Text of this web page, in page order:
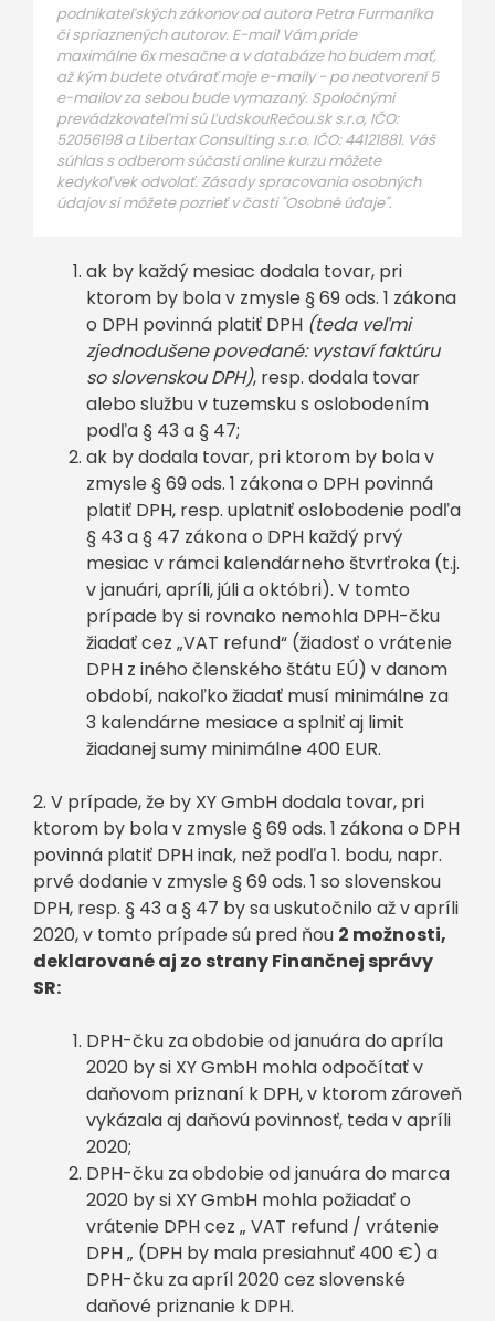
podnikateľských zákonov od autora Petra Furmaníka
či spriaznených autorov. E-mail Vám príde
maximálne 6x mesačne a v databáze ho budem mať,
až kým budete otvárať moje e-maily - po neotvorení 5
e-mailov za sebou bude vymazaný. Spoločnými
prevádzkovateľmi sú ĽudskouRečou.sk s.r.o, IČO:
52056198 a Libertax Consulting s.r.o. IČO: 44121881. Váš
súhlas s odberom súčastí online kurzu môžete
kedykoľvek odvolať. Zásady spracovania osobných
údajov si môžete pozrieť v časti "Osobné údaje".
ak by každý mesiac dodala tovar, pri
ktorom by bola v zmysle § 69 ods. 1 zákona
o DPH povinná platiť DPH (teda veľmi
zjednodušene povedané: vystaví faktúru
so slovenskou DPH), resp. dodala tovar
alebo službu v tuzemsku s oslobodením
podľa § 43 a § 47;
ak by dodala tovar, pri ktorom by bola v
zmysle § 69 ods. 1 zákona o DPH povinná
platiť DPH, resp. uplatniť oslobodenie podľa
§ 43 a § 47 zákona o DPH každý prvý
mesiac v rámci kalendárneho štvrťroka (t.j.
v januári, apríli, júli a októbri). V tomto
prípade by si rovnako nemohla DPH-čku
žiadať cez „VAT refund“ (žiadosť o vrátenie
DPH z iného členského štátu EÚ) v danom
období, nakoľko žiadať musí minimálne za
3 kalendárne mesiace a splniť aj limit
žiadanej sumy minimálne 400 EUR.
2. V prípade, že by XY GmbH dodala tovar, pri
ktorom by bola v zmysle § 69 ods. 1 zákona o DPH
povinná platiť DPH inak, než podľa 1. bodu, napr.
prvé dodanie v zmysle § 69 ods. 1 so slovenskou
DPH, resp. § 43 a § 47 by sa uskutočnilo až v apríli
2020, v tomto prípade sú pred ňou 2 možnosti,
deklarované aj zo strany Finančnej správy
SR:
DPH-čku za obdobie od januára do apríla
2020 by si XY GmbH mohla odpočítať v
daňovom priznaní k DPH, v ktorom zároveň
vykázala aj daňovú povinnosť, teda v apríli
2020;
DPH-čku za obdobie od januára do marca
2020 by si XY GmbH mohla požiadať o
vrátenie DPH cez „ VAT refund / vrátenie
DPH „ (DPH by mala presiahnuť 400 €) a
DPH-čku za apríl 2020 cez slovenské
daňové priznanie k DPH.